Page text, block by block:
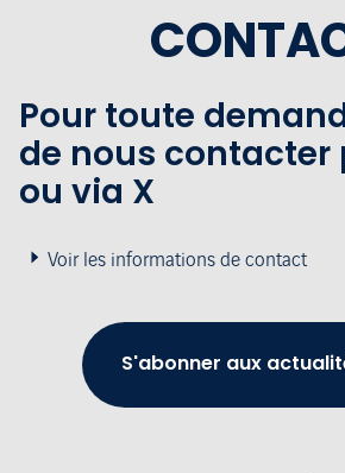
Pour toute
de nous contacter
ou via X
Voir les informations de contact
S'abonner aux